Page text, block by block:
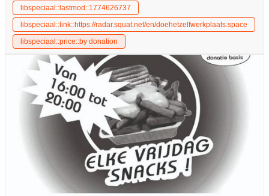
libspeciaal::lastmod::1774626737
libspeciaal::link::https://radar.squat.net/en/doehetzelfwerkplaats.space
libspeciaal::price::by donation